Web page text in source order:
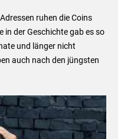
ruhen die Coins
in der Geschichte gab es so
und länger nicht
auch nach den jüngsten